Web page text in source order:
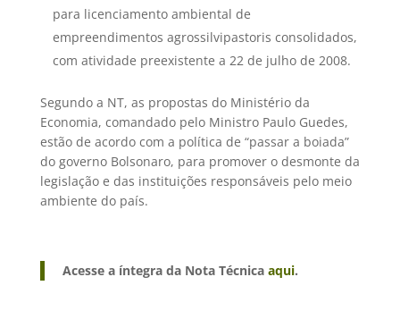
para licenciamento ambiental de
empreendimentos agrossilvipastoris consolidados,
com atividade preexistente a 22 de julho de 2008.
Segundo a NT, as propostas do Ministério da
Economia, comandado pelo Ministro Paulo Guedes,
estão de acordo com a política de “passar a boiada”
do governo Bolsonaro, para promover o desmonte da
legislação e das instituições responsáveis pelo meio
ambiente do país.
Acesse a íntegra da Nota Técnica aqui.